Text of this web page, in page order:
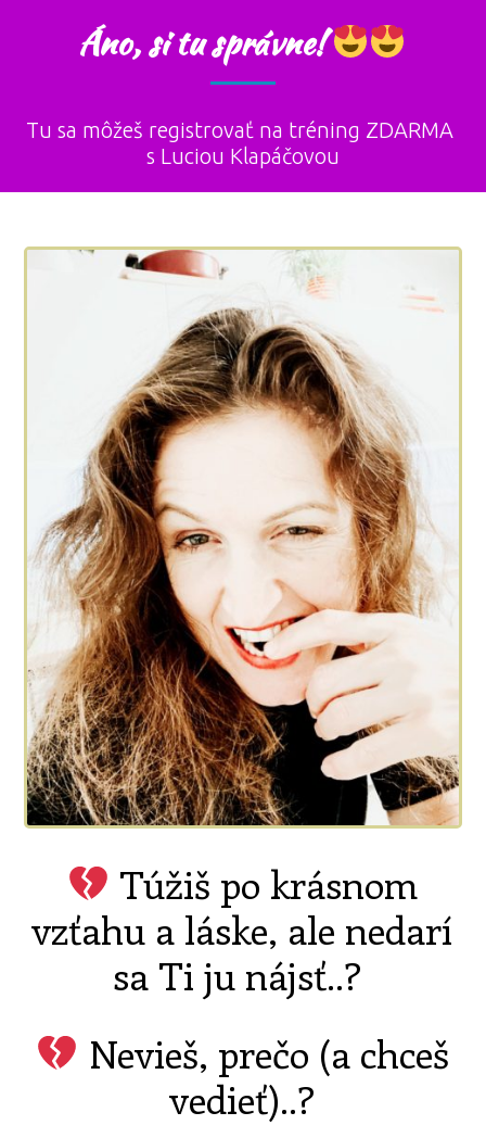
Áno, si tu správne!
Tu sa môžeš registrovať na tréning ZDARMA
s Luciou Klapáčovou
Túžiš po krásnom
vzťahu a láske, ale nedarí
sa Ti ju nájsť..?
Nevieš, prečo (a chceš
vedieť)..?